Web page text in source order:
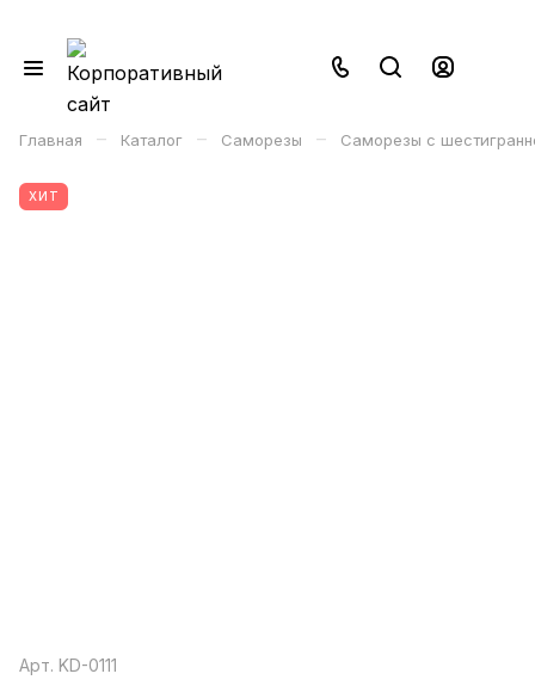
Главная – Каталог – Саморезы – Саморезы с
ХИТ
Арт. KD-0111